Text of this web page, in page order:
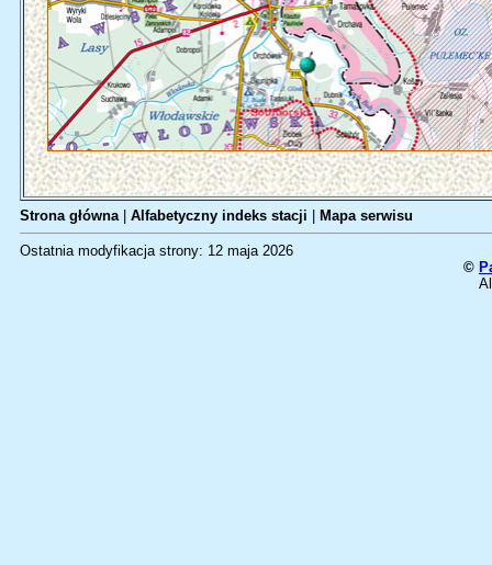
Strona główna| Alfabetyczny indeks stacji Mapa serwisu
Ostatnia modyfikacja strony: 12 maja 2026
©